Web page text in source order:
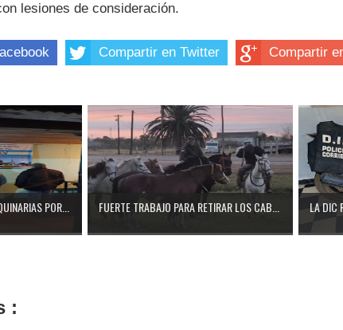
lesiones de consideración.
Compartir en Twitter Compartir
POR... FUERTE TRABAJO PARA RETIRAR LOS CAB... LA DIC
: